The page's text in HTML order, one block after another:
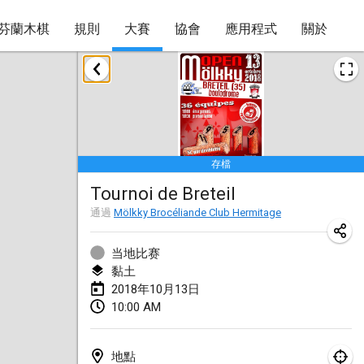
蘭木棋 規則 大賽 協會 應用程式 關於
存檔
Tournoi de Breteil
通過 Mölkky Brocéliande Club Hermitage
当地比赛
黏土
2018年10月13日
10:00 AM
地點
2018年1月
Open des rois de Mölkky
2018年1月21日|法國
Individuel du Garo
2018年1月21日|法國
Tournoi d'Hiver
2018年1月27日
2018年1月27日
2018年2月